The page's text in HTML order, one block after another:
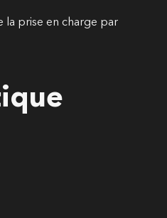
la prise en charge par